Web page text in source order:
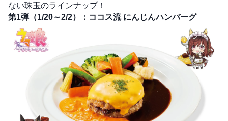
ない珠玉のラインナップ！
第1弾（1/20～2/2）：ココス流 にんじんハンバーグ